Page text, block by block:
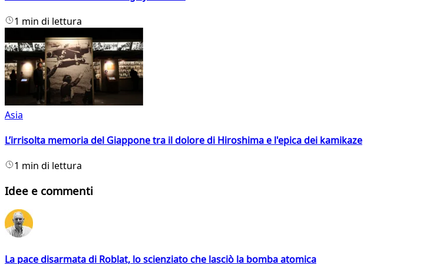
1 min di lettura
Asia
L’irrisolta memoria del Giappone tra il dolore di Hiroshima e l'epica dei kamikaze
1 min di lettura
Idee e commenti
La pace disarmata di Roblat, lo scienziato che lasciò la bomba atomica